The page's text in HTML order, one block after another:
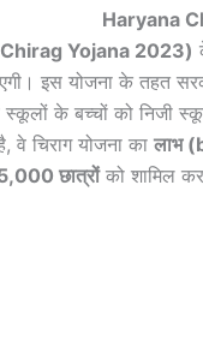
Haryana
Chirag Yojana 2023)
इस योजना के तहत
के बच्चों को निजी
चिराग योजना का लाभ
छात्रोंको शामिल